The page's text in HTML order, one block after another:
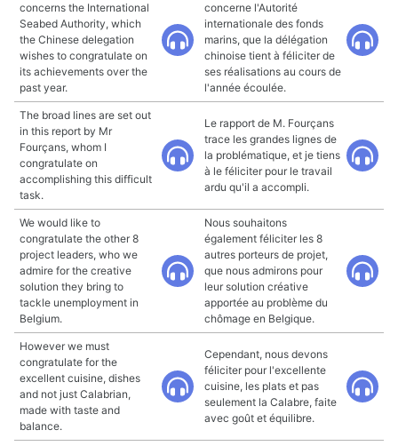
concerns the International
Seabed Authority, which
the Chinese delegation
wishes to congratulate on
its achievements over the
past year.
concerne l'Autorité
internationale des fonds
marins, que la délégation
chinoise tient à féliciter de
ses réalisations au cours de
l'année écoulée.
The broad lines are set out
in this report by Mr
Fourçans, whom I
congratulate on
accomplishing this difficult
task.
Le rapport de M. Fourçans
trace les grandes lignes de
la problématique, et je tiens
à le féliciter pour le travail
ardu qu'il a accompli.
We would like to
congratulate the other 8
project leaders, who we
admire for the creative
solution they bring to
tackle unemployment in
Belgium.
Nous souhaitons
également féliciter les 8
autres porteurs de projet,
que nous admirons pour
leur solution créative
apportée au problème du
chômage en Belgique.
However we must
congratulate for the
excellent cuisine, dishes
and not just Calabrian,
made with taste and
balance.
Cependant, nous devons
féliciter pour l'excellente
cuisine, les plats et pas
seulement la Calabre, faite
avec goût et équilibre.